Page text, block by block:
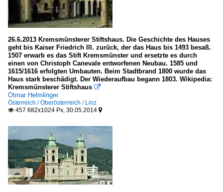
26.6.2013 Kremsmünsterer Stiftshaus. Die Geschichte des Hauses
geht bis Kaiser Friedrich III. zurück, der das Haus bis 1493 besaß.
1507 erwarb es das Stift Kremsmünster und ersetzte es durch
einen von Christoph Canevale entworfenen Neubau. 1585 und
1615/1616 erfolgten Umbauten. Beim Stadtbrand 1800 wurde das
Haus stark beschädigt. Der Wiederaufbau begann 1803. Wikipedia:
Kremsmünsterer Stiftshaus 
Otmar Helmlinger
Österreich / Oberösterreich / Linz
 457 682x1024 Px, 30.05.2014 